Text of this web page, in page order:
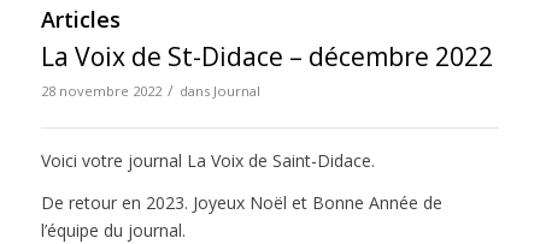
Articles
La Voix de St-Didace – décembre 2022
28 novembre 2022 / dans Journal
Voici votre journal La Voix de Saint-Didace.
De retour en 2023. Joyeux Noël et Bonne Année de
l’équipe du journal.